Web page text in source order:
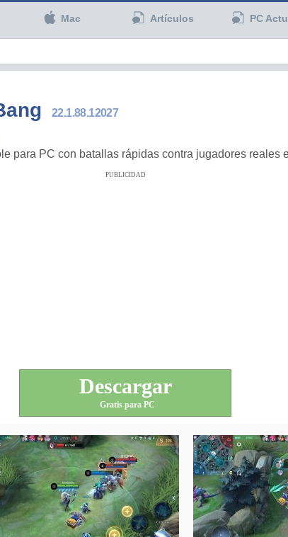
Mac Artículos PC
22.1.88.12027
para PC con batallas rápidas contra jugadores reales
PUBLICIDAD
Descargar
Gratis para PC